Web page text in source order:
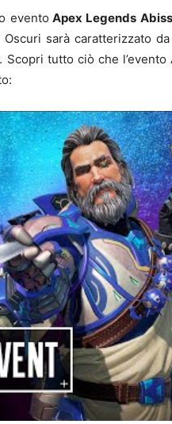
evento Apex Legends
sarà caratterizzato
tutto ciò che